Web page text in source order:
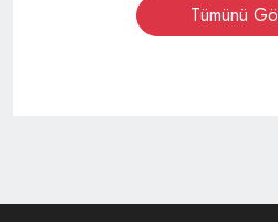
Tümünü